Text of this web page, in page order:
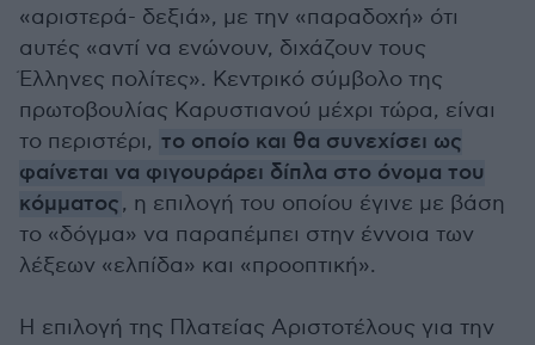
«αριστερά- δεξιά», με την «παραδοχή» ότι
αυτές «αντί να ενώνουν, διχάζουν τους
Έλληνες πολίτες». Κεντρικό σύμβολο της
πρωτοβουλίας Καρυστιανού μέχρι τώρα, είναι
το περιστέρι, το οποίο και θα συνεχίσει ως
φαίνεται να φιγουράρει δίπλα στο όνομα του
κόμματος, η επιλογή του οποίου έγινε με βάση
το «δόγμα» να παραπέμπει στην έννοια των
λέξεων «ελπίδα» και «προοπτική».
Η επιλογή της Πλατείας Αριστοτέλους για την